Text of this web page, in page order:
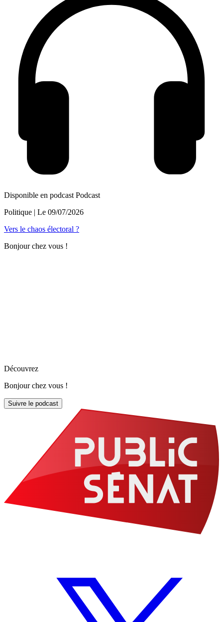
Disponible en podcast Podcast
Politique | Le 09/07/2026
Vers le chaos électoral ?
Bonjour chez vous !
Découvrez
Bonjour chez vous !
Suivre le podcast